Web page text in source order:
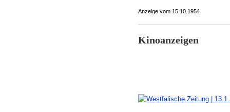
Anzeige vom 15.10.1954
Kinoanzeigen